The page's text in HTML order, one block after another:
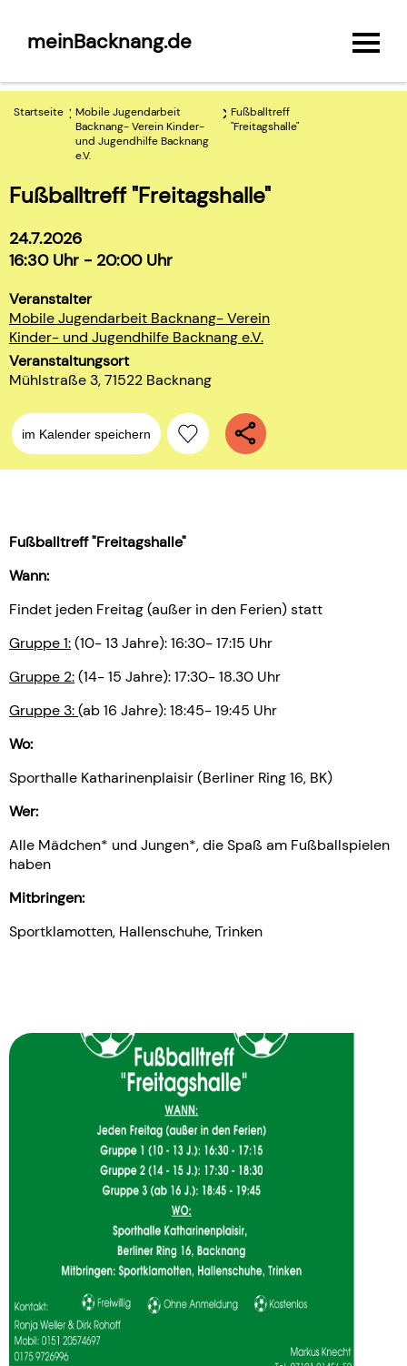
meinBacknang.de
Startseite
Mobile Jugendarbeit
Backnang- Verein Kinder-
und Jugendhilfe Backnang
e.V.
Fußballtreff
"Freitagshalle"
Fußballtreff "Freitagshalle"
24.7.2026
16:30 Uhr - 20:00 Uhr
Veranstalter
Mobile Jugendarbeit Backnang- Verein
Kinder- und Jugendhilfe Backnang e.V.
Veranstaltungsort
Mühlstraße 3, 71522 Backnang
im Kalender speichern
Fußballtreff "Freitagshalle"
Wann:
Findet jeden Freitag (außer in den Ferien) statt
Gruppe 1:(10- 13 Jahre): 16:30- 17:15 Uhr
Gruppe 2:(14- 15 Jahre): 17:30- 18.30 Uhr
Gruppe 3:(ab 16 Jahre): 18:45- 19:45 Uhr
Wo:
Sporthalle Katharinenplaisir (Berliner Ring 16, BK)
Wer:
Alle Mädchen* und Jungen*, die Spaß am Fußballspielen
haben
Mitbringen:
Sportklamotten, Hallenschuhe, Trinken